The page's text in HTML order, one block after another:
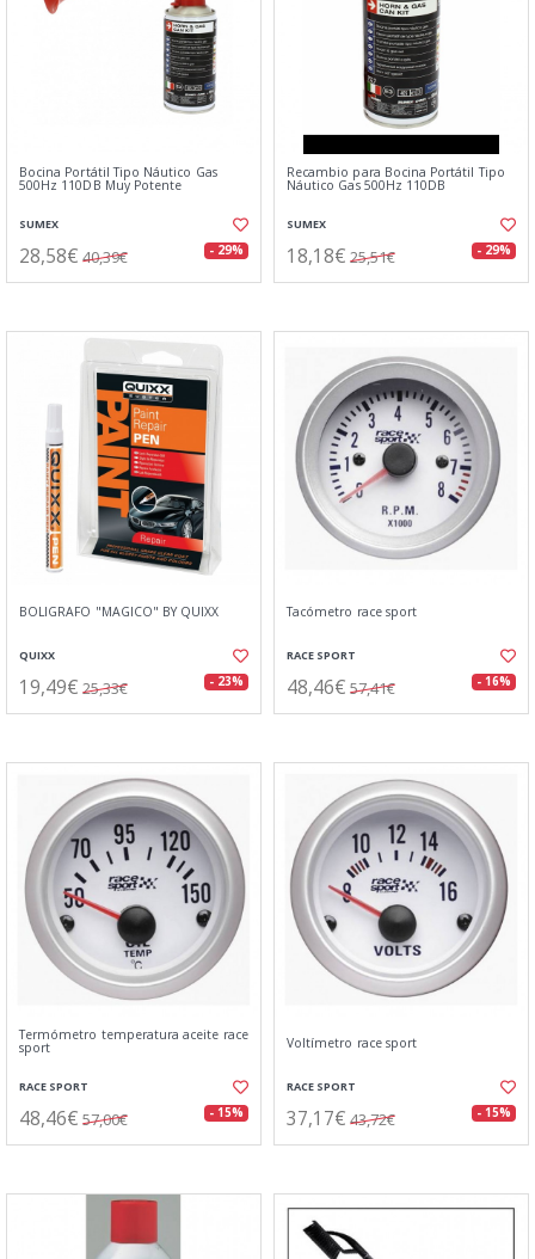
Bocina Portátil Tipo Náutico Gas
500Hz 110DB Muy Potente
SUMEX
28,58€ 40,39€ - 29%
Recambio para Bocina Portátil Tipo
Náutico Gas 500Hz 110DB
SUMEX
18,18€ 25,51€ - 29%
BOLIGRAFO "MAGICO" BY QUIXX
QUIXX
19,49€ 25,33€ - 23%
Tacómetro race sport
RACE SPORT
48,46€ 57,41€ - 16%
Termómetro temperatura aceite race
sport
RACE SPORT
48,46€ 57,00€ - 15%
Voltímetro race sport
RACE SPORT
37,17€ 43,72€ - 15%